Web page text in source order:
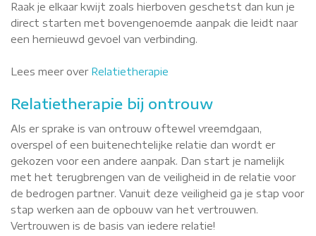
Raak je elkaar kwijt zoals hierboven geschetst dan kun je
direct starten met bovengenoemde aanpak die leidt naar
een hernieuwd gevoel van verbinding.
Lees meer over Relatietherapie
Relatietherapie bij ontrouw
Als er sprake is van ontrouw oftewel vreemdgaan,
overspel of een buitenechtelijke relatie dan wordt er
gekozen voor een andere aanpak. Dan start je namelijk
met het terugbrengen van de veiligheid in de relatie voor
de bedrogen partner. Vanuit deze veiligheid ga je stap voor
stap werken aan de opbouw van het vertrouwen.
Vertrouwen is de basis van iedere relatie!